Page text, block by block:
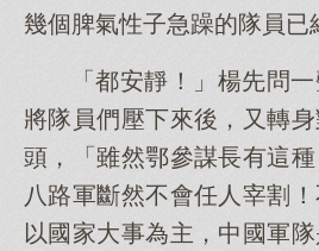
幾個脾氣性子急躁的隊員已
「都安靜！」楊先問
將隊員們壓下來後，又轉
頭，「雖然鄂參謀長有這
八路軍斷然不會任人宰割
以國家大事為主，中國軍